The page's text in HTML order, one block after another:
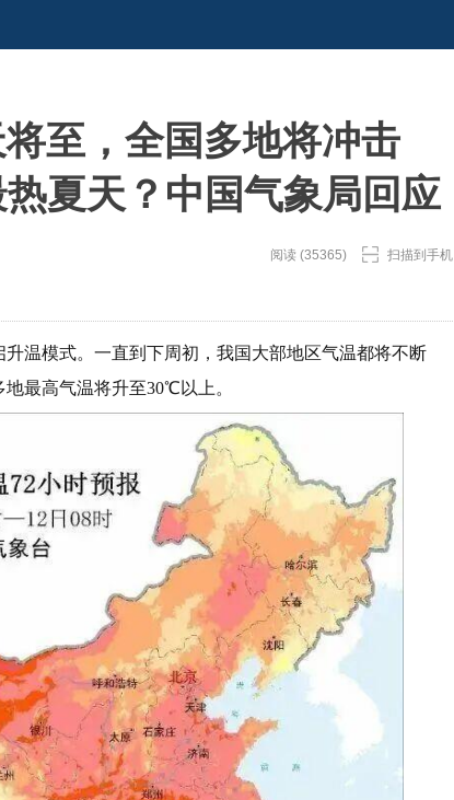
至，全国多地将冲击
夏天？中国气象局回应
阅读 (35365) 扫描到手机
温模式。一直到下周初，我国大部地区气温都将不断
最高气温将升至30℃以上。